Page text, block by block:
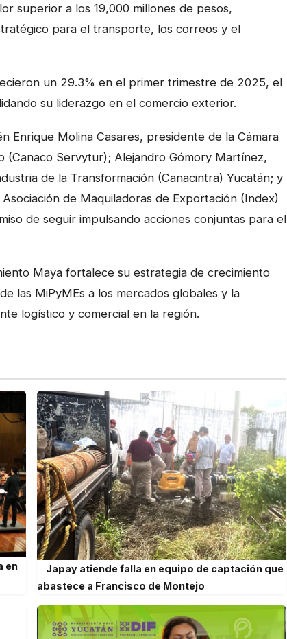
superior a los 19,000 millones de pesos,
para el transporte, los correos y el
un 29.3% en el primer trimestre de 2025, el
su liderazgo en el comercio exterior.
Enrique Molina Casares, presidente de la Cámara
(Canaco Servytur); Alejandro Gómory Martínez,
de la Transformación (Canacintra) Yucatán; y
de Maquiladoras de Exportación (Index)
de seguir impulsando acciones conjuntas para el
Maya fortalece su estrategia de crecimiento
las MiPyMEs a los mercados globales y la
logístico y comercial en la región.
en
Japay atiende falla en equipo de captación que
abastece a Francisco de Montejo